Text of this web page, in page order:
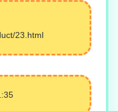
23.html